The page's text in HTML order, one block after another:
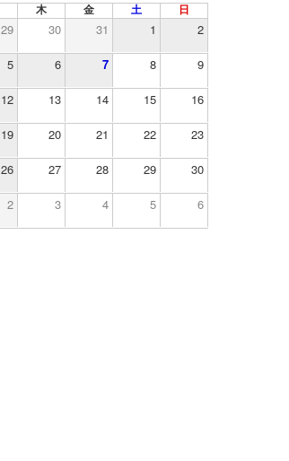
木 金 土 日
29 30 31 1 2
5 6 7 8 9
12 13 14 15 16
19 20 21 22 23
26 27 28 29 30
2 3 4 5 6